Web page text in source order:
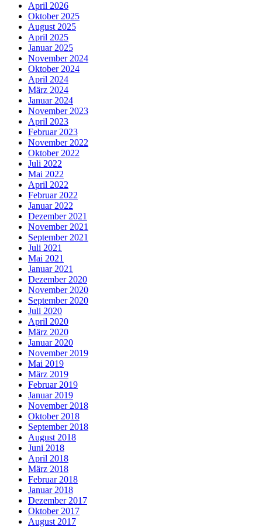
April 2026
Oktober 2025
August 2025
April 2025
Januar 2025
November 2024
Oktober 2024
April 2024
März 2024
Januar 2024
November 2023
April 2023
Februar 2023
November 2022
Oktober 2022
Juli 2022
Mai 2022
April 2022
Februar 2022
Januar 2022
Dezember 2021
November 2021
September 2021
Juli 2021
Mai 2021
Januar 2021
Dezember 2020
November 2020
September 2020
Juli 2020
April 2020
März 2020
Januar 2020
November 2019
Mai 2019
März 2019
Februar 2019
Januar 2019
November 2018
Oktober 2018
September 2018
August 2018
Juni 2018
April 2018
März 2018
Februar 2018
Januar 2018
Dezember 2017
Oktober 2017
August 2017